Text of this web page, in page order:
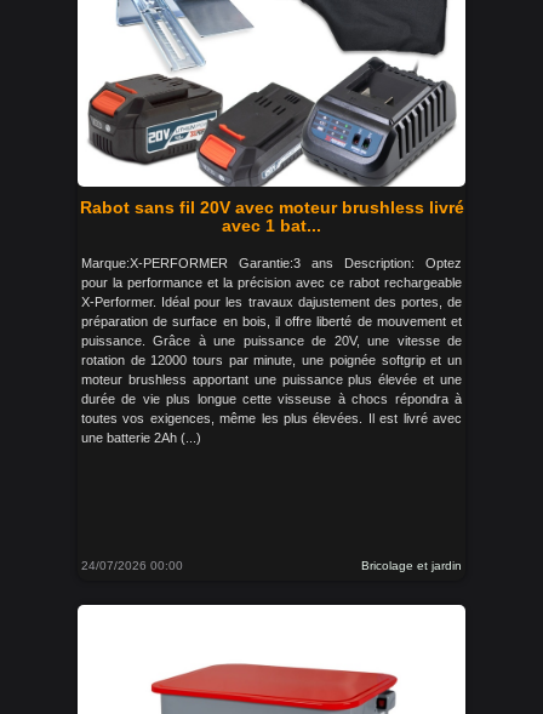
Rabot sans fil 20V avec moteur brushless livré
avec 1 bat...
Marque:X-PERFORMER Garantie:3 ans Description: Optez
pour la performance et la précision avec ce rabot rechargeable
X-Performer. Idéal pour les travaux dajustement des portes, de
préparation de surface en bois, il offre liberté de mouvement et
puissance. Grâce à une puissance de 20V, une vitesse de
rotation de 12000 tours par minute, une poignée softgrip et un
moteur brushless apportant une puissance plus élevée et une
durée de vie plus longue cette visseuse à chocs répondra à
toutes vos exigences, même les plus élevées. Il est livré avec
une batterie 2Ah (...)
24/07/2026 00:00 Bricolage et jardin